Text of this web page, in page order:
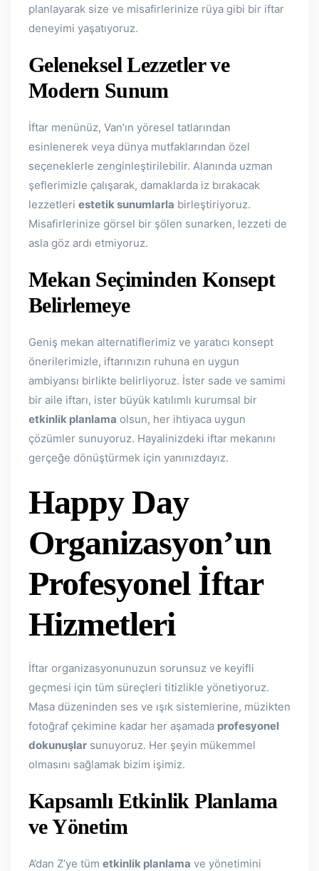
planlayarak size ve misafirlerinize rüya gibi bir iftar
deneyimi yaşatıyoruz.
Geleneksel Lezzetler ve
Modern Sunum
İftar menünüz, Van’ın yöresel tatlarından
esinlenerek veya dünya mutfaklarından özel
seçeneklerle zenginleştirilebilir. Alanında uzman
şeflerimizle çalışarak, damaklarda iz bırakacak
lezzetleri estetik sunumlarla birleştiriyoruz.
Misafirlerinize görsel bir şölen sunarken, lezzeti de
asla göz ardı etmiyoruz.
Mekan Seçiminden Konsept
Belirlemeye
Geniş mekan alternatiflerimiz ve yaratıcı konsept
önerilerimizle, iftarınızın ruhuna en uygun
ambiyansı birlikte belirliyoruz. İster sade ve samimi
bir aile iftarı, ister büyük katılımlı kurumsal bir
etkinlik planlama olsun, her ihtiyaca uygun
çözümler sunuyoruz. Hayalinizdeki iftar mekanını
gerçeğe dönüştürmek için yanınızdayız.
Happy Day
Organizasyon’un
Profesyonel İftar
Hizmetleri
İftar organizasyonunuzun sorunsuz ve keyifli
geçmesi için tüm süreçleri titizlikle yönetiyoruz.
Masa düzeninden ses ve ışık sistemlerine, müzikten
fotoğraf çekimine kadar her aşamada profesyonel
dokunuşlar sunuyoruz. Her şeyin mükemmel
olmasını sağlamak bizim işimiz.
Kapsamlı Etkinlik Planlama
ve Yönetim
A’dan Z’ye tüm etkinlik planlama ve yönetimini